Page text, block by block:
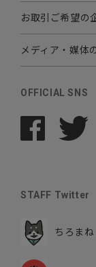
お取引ご希望の
メディア・媒体
OFFICIAL SNS
STAFF Twitter
ちろま